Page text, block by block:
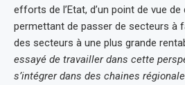
efforts de l’Etat, d’un point de vue
permettant de passer de secteurs à
des secteurs à une plus grande
essayé de travailler dans cette
s’intégrer dans des chaines